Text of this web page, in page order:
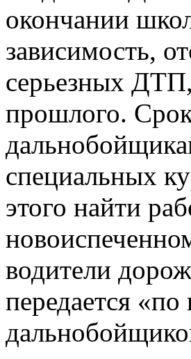
окончании
зависимость,
серьезных
прошлого.
специальных
этого найти
водители
передается